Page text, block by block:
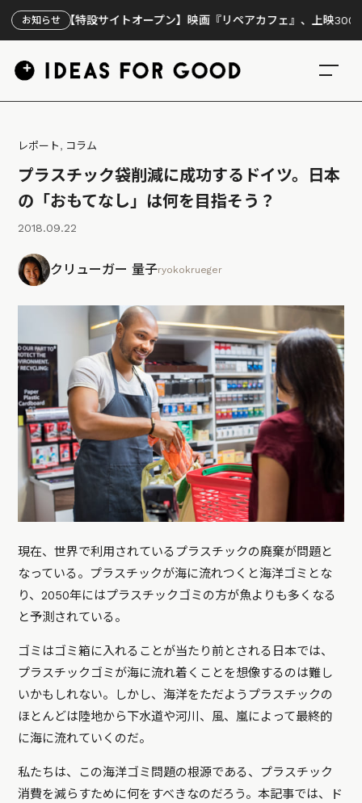
お知らせ
【特設サイトオープン】映画『リペアカフェ』、上映300回の先で見
レポート , コラム
プラスチック袋削減に成功するドイツ。日本
の「おもてなし」は何を目指そう？
2018.09.22
クリューガー 量子ryokokrueger
現在、世界で利用されているプラスチックの廃棄が問題と
なっている。プラスチックが海に流れつくと海洋ゴミとな
り、2050年にはプラスチックゴミの方が魚よりも多くなる
と予測されている。
ゴミはゴミ箱に入れることが当たり前とされる日本では、
プラスチックゴミが海に流れ着くことを想像するのは難し
いかもしれない。しかし、海洋をただようプラスチックの
ほとんどは陸地から下水道や河川、風、嵐によって最終的
に海に流れていくのだ。
私たちは、この海洋ゴミ問題の根源である、プラスチック
消費を減らすために何をすべきなのだろう。本記事では、ド